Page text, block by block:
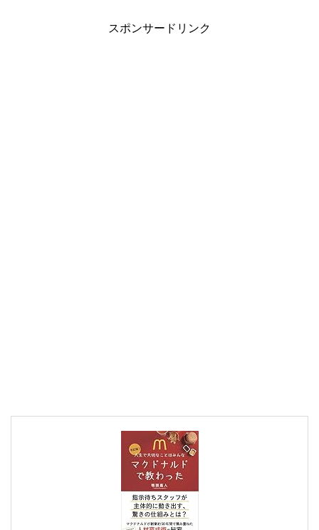
スポンサードリンク